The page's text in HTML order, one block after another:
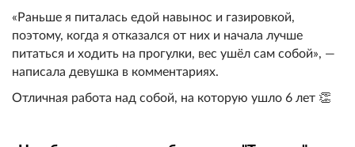
«Раньше я питалась едой навынос и газировкой,
поэтому, когда я отказался от них и начала лучше
питаться и ходить на прогулки, вес ушёл сам собой», —
написала девушка в комментариях.
Отличная работа над собой, на которую ушло 6 лет 👏